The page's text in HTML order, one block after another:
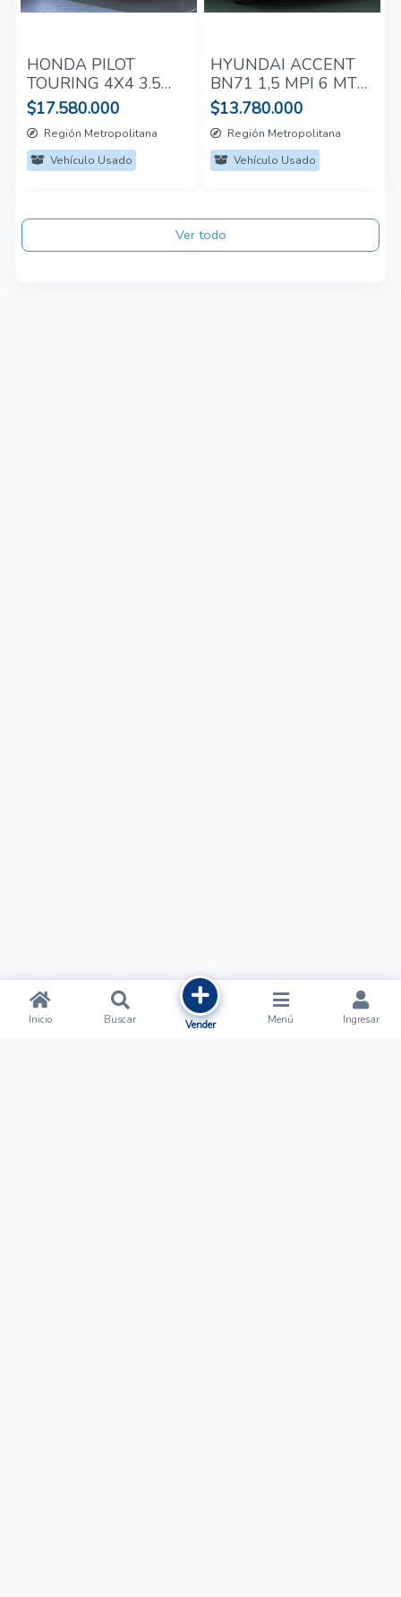
Inicio Buscar Vender Menú Ingresar
HONDA PILOT
TOURING 4X4 3.5
AUT 2015
$17.580.000
Región Metropolitana
Vehículo Usado
HYUNDAI ACCENT
BN71 1,5 MPI 6 MT
2024
$13.780.000
Región Metropolitana
Vehículo Usado
Ver todo